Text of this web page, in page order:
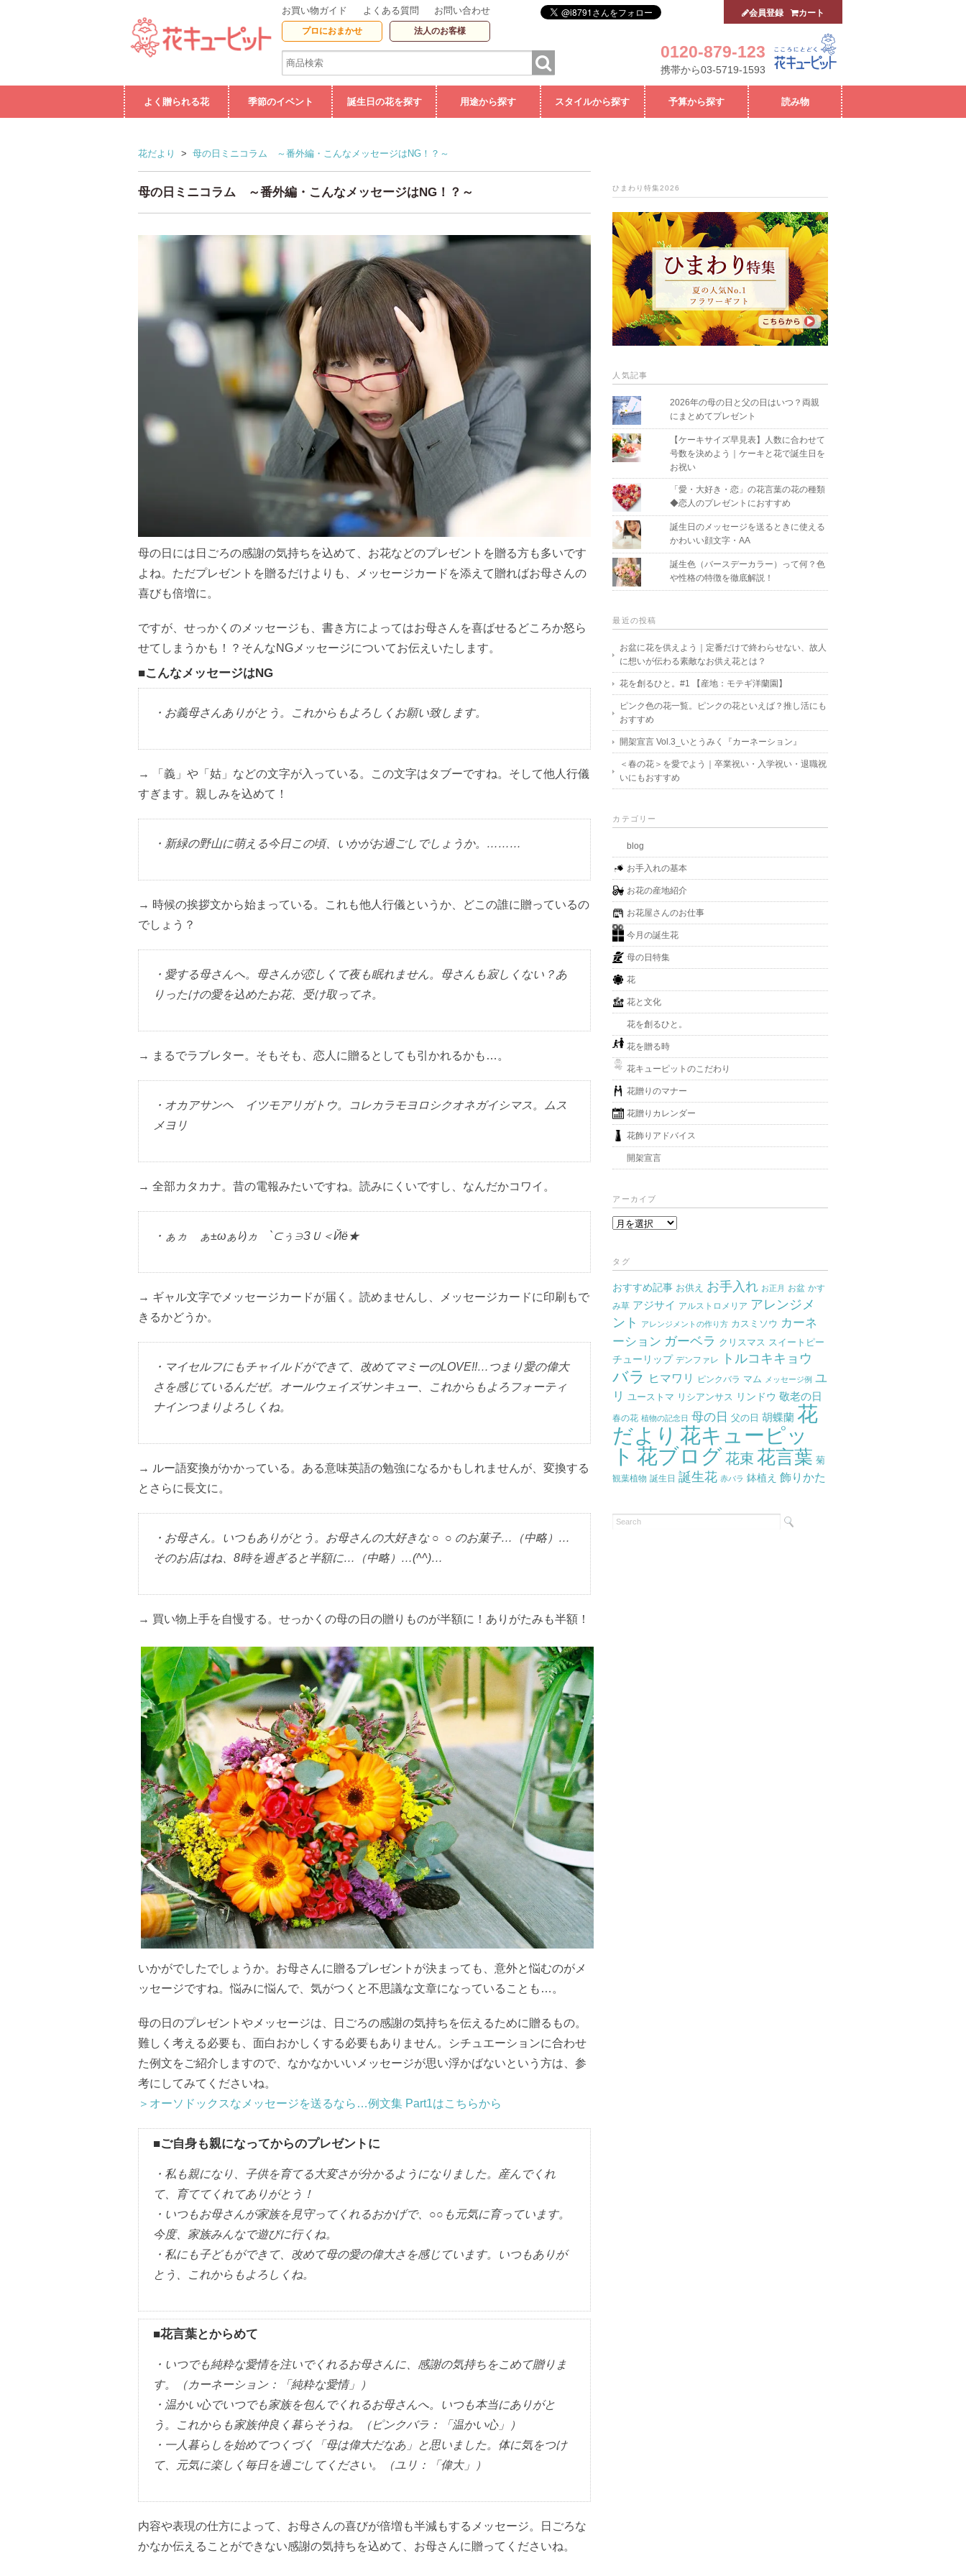
お買い物ガイド よくある質問 お問い合わせ
プロにおまかせ 法人のお客様
0120-879-123
携帯から03-5719-1593
会員登録 カート
よく贈られる花 季節のイベント 誕生日の花を探す 用途から探す スタイルから探す 予算から探す 読み物
花だより > 母の日ミニコラム ～番外編・こんなメッセージはNG！？～
母の日ミニコラム ～番外編・こんなメッセージはNG！？～
母の日には日ごろの感謝の気持ちを込めて、お花などのプレゼントを贈る方も多いです
よね。ただプレゼントを贈るだけよりも、メッセージカードを添えて贈ればお母さんの
喜びも倍増に。
ですが、せっかくのメッセージも、書き方によってはお母さんを喜ばせるどころか怒ら
せてしまうかも！？そんなNGメッセージについてお伝えいたします。
■こんなメッセージはNG
・お義母さんありがとう。これからもよろしくお願い致します。
→ 「義」や「姑」などの文字が入っている。この文字はタブーですね。そして他人行儀
すぎます。親しみを込めて！
・新緑の野山に萌える今日この頃、いかがお過ごしでしょうか。………
→ 時候の挨拶文から始まっている。これも他人行儀というか、どこの誰に贈っているの
でしょう？
・愛する母さんへ。母さんが恋しくて夜も眠れません。母さんも寂しくない？あ
りったけの愛を込めたお花、受け取ってネ。
→ まるでラブレター。そもそも、恋人に贈るとしても引かれるかも…。
・オカアサンヘ イツモアリガトウ。コレカラモヨロシクオネガイシマス。ムス
メヨリ
→ 全部カタカナ。昔の電報みたいですね。読みにくいですし、なんだかコワイ。
・ぁヵゝぁ±ωぁﾚ)ヵゞ`⊂ぅ∋ЗＵ＜Йё★
→ ギャル文字でメッセージカードが届く。読めませんし、メッセージカードに印刷もで
きるかどうか。
・マイセルフにもチャイルドができて、改めてマミーのLOVE!!…つまり愛の偉大
さを感じているんだぜ。オールウェイズサンキュー、これからもよろフォーティ
ナインつまりよろしくね。
→ ルー語変換がかかっている。ある意味英語の勉強になるかもしれませんが、変換する
とさらに長文に。
・お母さん。いつもありがとう。お母さんの大好きな ○ ○ のお菓子…（中略）…
そのお店はね、8時を過ぎると半額に…（中略）…(^^)…
→ 買い物上手を自慢する。せっかくの母の日の贈りものが半額に！ありがたみも半額！
いかがでしたでしょうか。お母さんに贈るプレゼントが決まっても、意外と悩むのがメ
ッセージですね。悩みに悩んで、気がつくと不思議な文章になっていることも…。
母の日のプレゼントやメッセージは、日ごろの感謝の気持ちを伝えるために贈るもの。
難しく考える必要も、面白おかしくする必要もありません。シチュエーションに合わせ
た例文をご紹介しますので、なかなかいいメッセージが思い浮かばないという方は、参
考にしてみてくださいね。
＞オーソドックスなメッセージを送るなら…例文集 Part1はこちらから
■ご自身も親になってからのプレゼントに
・私も親になり、子供を育てる大変さが分かるようになりました。産んでくれ
て、育ててくれてありがとう！
・いつもお母さんが家族を見守ってくれるおかげで、○○も元気に育っています。
今度、家族みんなで遊びに行くね。
・私にも子どもができて、改めて母の愛の偉大さを感じています。いつもありが
とう、これからもよろしくね。
■花言葉とからめて
・いつでも純粋な愛情を注いでくれるお母さんに、感謝の気持ちをこめて贈りま
す。（カーネーション：「純粋な愛情」）
・温かい心でいつでも家族を包んでくれるお母さんへ。いつも本当にありがと
う。これからも家族仲良く暮らそうね。（ピンクバラ：「温かい心」）
・一人暮らしを始めてつくづく「母は偉大だなあ」と思いました。体に気をつけ
て、元気に楽しく毎日を過ごしてください。（ユリ：「偉大」）
内容や表現の仕方によって、お母さんの喜びが倍増も半減もするメッセージ。日ごろな
かなか伝えることができない感謝の気持ちを込めて、お母さんに贈ってくださいね。
ひまわり特集2026
人気記事
2026年の母の日と父の日はいつ？両親
にまとめてプレゼント
【ケーキサイズ早見表】人数に合わせて
号数を決めよう｜ケーキと花で誕生日を
お祝い
「愛・大好き・恋」の花言葉の花の種類
◆恋人のプレゼントにおすすめ
誕生日のメッセージを送るときに使える
かわいい顔文字・AA
誕生色（バースデーカラー）って何？色
や性格の特徴を徹底解説！
最近の投稿
お盆に花を供えよう｜定番だけで終わらせない、故人
に想いが伝わる素敵なお供え花とは？
花を創るひと。#1 【産地：モテギ洋蘭園】
ピンク色の花一覧。ピンクの花といえば？推し活にも
おすすめ
開架宣言 Vol.3_いとうみく『カーネーション』
＜春の花＞を愛でよう｜卒業祝い・入学祝い・退職祝
いにもおすすめ
カテゴリー
blog
お手入れの基本
お花の産地紹介
お花屋さんのお仕事
今月の誕生花
母の日特集
花
花と文化
花を創るひと。
花を贈る時
花キューピットのこだわり
花贈りのマナー
花贈りカレンダー
花飾りアドバイス
開架宣言
アーカイブ
ア
イ
ブ
タグ
おすすめ記事 お供え お手入れ お正月 お盆 かす
み草 アジサイ アルストロメリア アレンジメ
ント
アレンジメントの作り方 カスミソウ カーネ
ーション ガーベラ クリスマス スイートピー
チューリップ デンファレ トルコキキョウ
バラ ヒマワリ ピンクバラ マム メッセージ例 ユ
リ ユーストマ リシアンサス リンドウ 敬老の日
春の花 植物の記念日 母の日 父の日 胡蝶蘭 花
だより 花キューピッ
ト 花ブログ 花束 花言葉 菊
観葉植物 誕生日 誕生花 赤バラ 鉢植え 飾りかた